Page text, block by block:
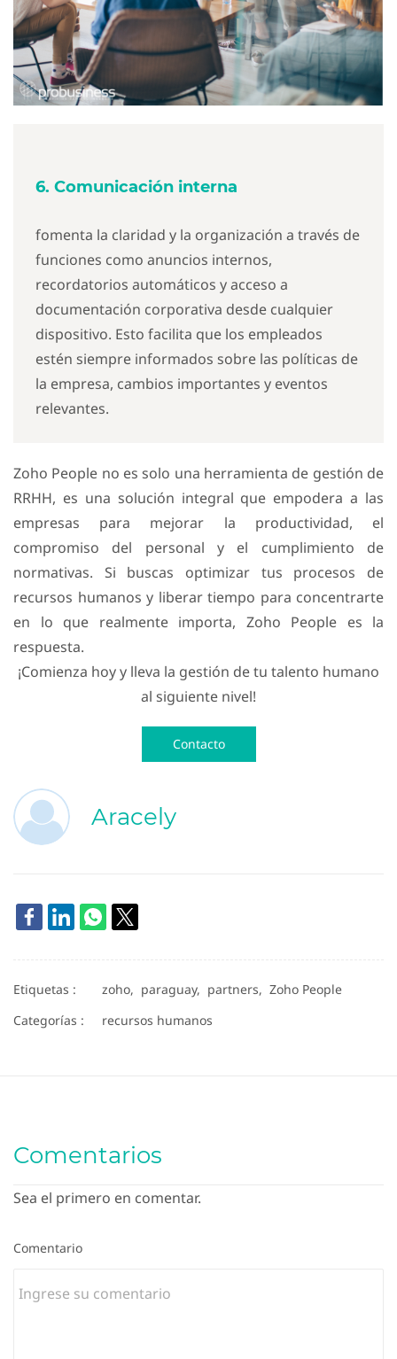
6. Comunicación interna
fomenta la claridad y la organización a través de
funciones como anuncios internos,
recordatorios automáticos y acceso a
documentación corporativa desde cualquier
dispositivo. Esto facilita que los empleados
estén siempre informados sobre las políticas de
la empresa, cambios importantes y eventos
relevantes.
Zoho People no es solo una herramienta de gestión de
RRHH, es una solución integral que empodera a las
empresas para mejorar la productividad, el
compromiso del personal y el cumplimiento de
normativas. Si buscas optimizar tus procesos de
recursos humanos y liberar tiempo para concentrarte
en lo que realmente importa, Zoho People es la
respuesta.
¡Comienza hoy y lleva la gestión de tu talento humano
al siguiente nivel!
Contacto
Aracely
Etiquetas : zoho, paraguay, partners, Zoho People
Categorías :
recursos humanos
Comentarios
Sea el primero en comentar.
Comentario